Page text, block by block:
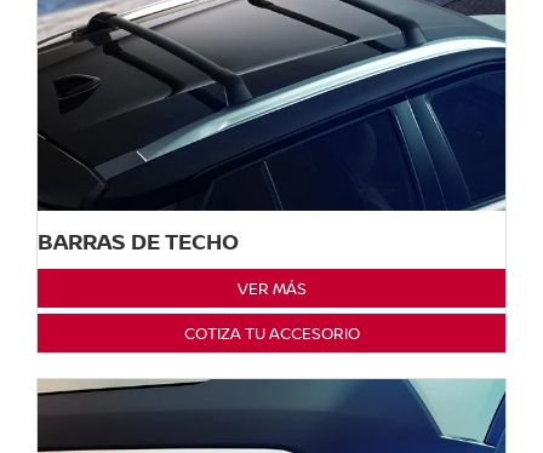
BARRAS DE TECHO
VER MÁS
COTIZA TU ACCESORIO